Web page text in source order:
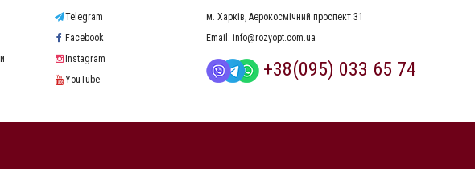
Telegram
Facebook
Instagram
YouTube
м. Харків, Аерокосмічний проспект 31
Email: info@rozyopt.com.ua
+38(095) 033 65 74